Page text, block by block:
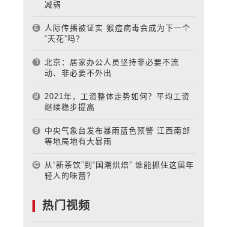
减弱
人际传播被证实 猴痘病毒会成为下一个
“天花”吗？
北京：居家办公人员坚持非必要不流
动、非必要不外出
2021年，工资整体走势如何？平均工资
继续稳步提高
中央气象台发布暴雨蓝色预警 江西南部
等地局地有大暴雨
从“新茶饮”到“国潮烘焙” 谁能抓住这届年
轻人的味蕾？
热门视频